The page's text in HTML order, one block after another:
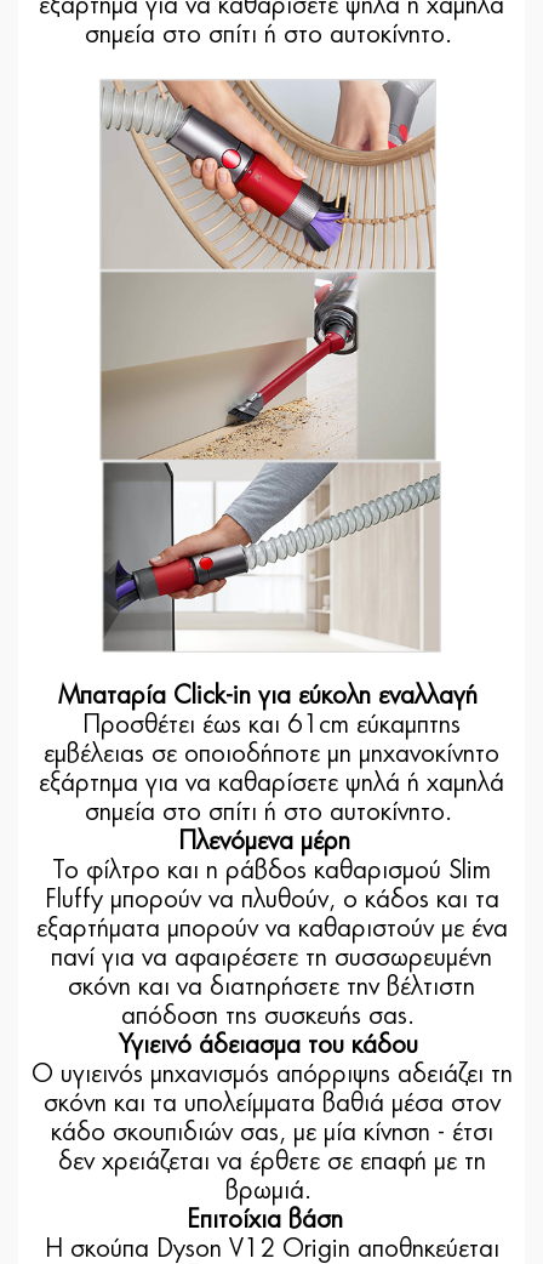
εξάρτημα για να καθαρίσετε ψηλά ή χαμηλά
σημεία στο σπίτι ή στο αυτοκίνητο.
Μπαταρία Click-in για εύκολη εναλλαγή
Προσθέτει έως και 61cm εύκαμπτης
εμβέλειας σε οποιοδήποτε μη μηχανοκίνητο
εξάρτημα για να καθαρίσετε ψηλά ή χαμηλά
σημεία στο σπίτι ή στο αυτοκίνητο.
Πλενόμενα μέρη
Το φίλτρο και η ράβδος καθαρισμού Slim
Fluffy μπορούν να πλυθούν, ο κάδος και τα
εξαρτήματα μπορούν να καθαριστούν με ένα
πανί για να αφαιρέσετε τη συσσωρευμένη
σκόνη και να διατηρήσετε την βέλτιστη
απόδοση της συσκευής σας.
Υγιεινό άδειασμα του κάδου
Ο υγιεινός μηχανισμός απόρριψης αδειάζει τη
σκόνη και τα υπολείμματα βαθιά μέσα στον
κάδο σκουπιδιών σας, με μία κίνηση - έτσι
δεν χρειάζεται να έρθετε σε επαφή με τη
βρωμιά.
Επιτοίχια βάση
Η σκούπα Dyson V12 Origin αποθηκεύεται